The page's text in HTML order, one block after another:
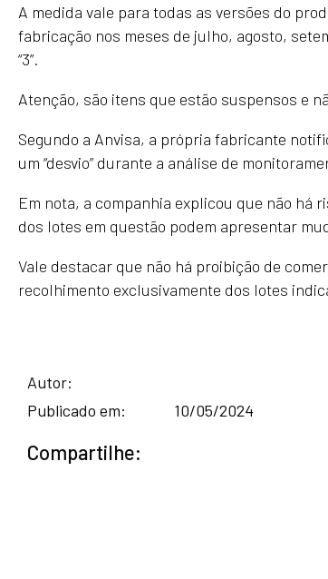
A medida vale para todas as versões do
fabricação nos meses de julho, agosto,
“3”.
Atenção, são itens que estão suspensos e
Segundo a Anvisa, a própria fabricante
um “desvio” durante a análise de
Em nota, a companhia explicou que não há
dos lotes em questão podem apresentar
Vale destacar que não há proibição de
recolhimento exclusivamente dos lotes
Autor:
Publicado em:
10/05/2024
Compartilhe: